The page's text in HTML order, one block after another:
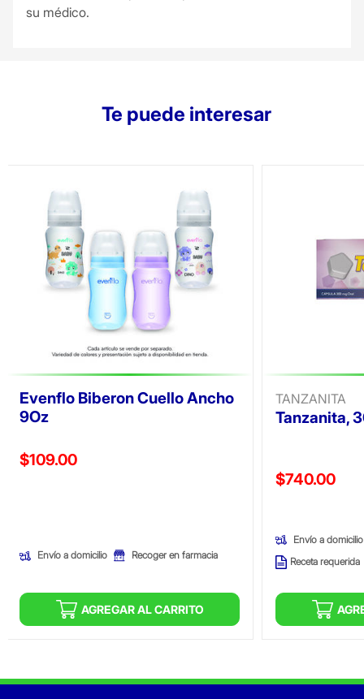
su médico.
Te puede interesar
Evenflo Biberon Cuello Ancho
9Oz
Precio reducido de
$109.00
Envío a domicilio Recoger en farmacia
AGREGAR AL CARRITO
TANZANITA
Tanzanita,
Precio
$740.00
Envío a domicilio
Receta requerida